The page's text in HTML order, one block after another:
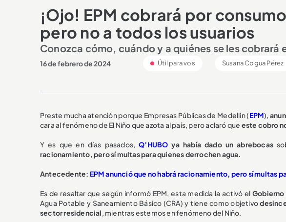
¡Ojo! EPM cobrará por
pero no a todos los usuarios
Conozca cómo, cuándo y a quiénes se les cobrará
16 de febrero de 2024 Útil para vos Susana Cogua Pérez
Preste mucha atención porque Empresas Públicas de Medellín (EPM),
cara al fenómeno de El Niño que azota al país, pero aclaró que este cobro
Y es que en días pasados,Q’HUBO ya había dado un abrebocas
racionamiento, pero sí multas para quienes derrochen agua.
Antecedente: EPM anunció que no habrá racionamiento, pero sí multas
Es de resaltar que según informó EPM, esta medida la activó el Gobierno
Agua Potable y Saneamiento Básico (CRA) y tiene como objetivo
sector residencial, mientras estemos en fenómeno del Niño.